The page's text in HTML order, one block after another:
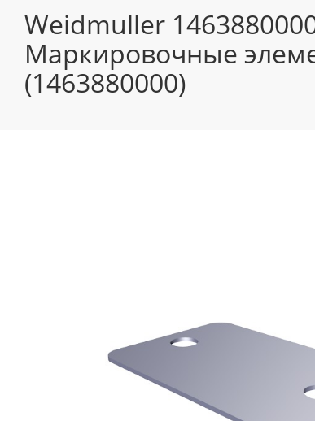
Weidmuller
Маркировочные
(1463880000)